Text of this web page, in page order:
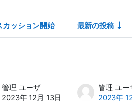
ョン一覧です。1 / 1 デ
カッション開始 最新の投稿
管理 ユーザ
2023年 12月 13日
管理 ユーザ
2023年 12